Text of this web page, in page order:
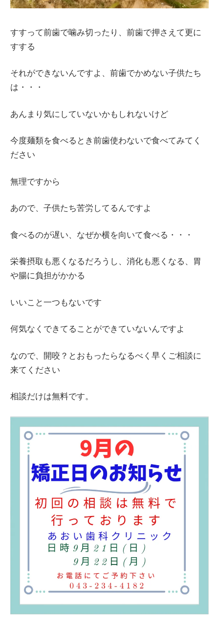
すすって前歯で噛み切ったり、前歯で押さえて更に
すする
それができないんですよ、前歯でかめない子供たち
は・・・
あんまり気にしていないかもしれないけど
今度麺類を食べるとき前歯使わないで食べてみてく
ださい
無理ですから
あので、子供たち苦労してるんですよ
食べるのが遅い、なぜか横を向いて食べる・・・
栄養摂取も悪くなるだろうし、消化も悪くなる、胃
や腸に負担がかかる
いいこと一つもないです
何気なくできてることができていないんですよ
なので、開咬？とおもったらなるべく早くご相談に
来てください
相談だけは無料です。